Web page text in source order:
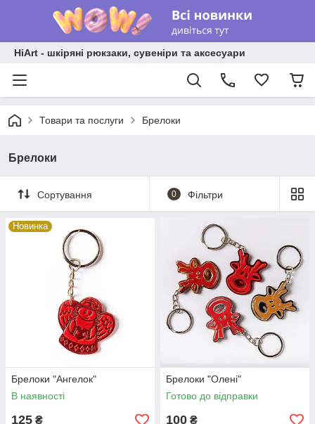
HiArt - шкіряні рюкзаки, сувеніри та аксесуари
Товари та послуги Брелоки
Брелоки
Сортування 0 Фільтри
Новинка
Брелоки "Ангелок"
В наявності
125 ₴
Брелоки "Олені"
Готово до відправки
100 ₴